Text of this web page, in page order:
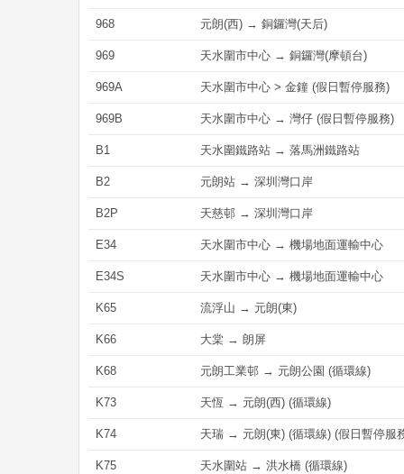
968 元朗(西) → 銅鑼灣(天后)
969 天水圍市中心 → 銅鑼灣(摩頓台)
969A 天水圍市中心 > 金鐘 (假日暫停服務)
969B 天水圍市中心 → 灣仔 (假日暫停服務)
B1 天水圍鐵路站 → 落馬洲鐵路站
B2 元朗站 → 深圳灣口岸
B2P 天慈邨 → 深圳灣口岸
E34 天水圍市中心 → 機場地面運輸中心
E34S 天水圍市中心 → 機場地面運輸中心
K65 流浮山 → 元朗(東)
K66 大棠 → 朗屏
K68 元朗工業邨 → 元朗公園 (循環線)
K73 天恆 → 元朗(西) (循環線)
K74 天瑞 → 元朗(東) (循環線) (假日暫停服
K75 天水圍站 → 洪水橋 (循環線)